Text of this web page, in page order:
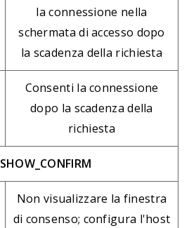
la connessione nella
schermata di accesso dopo
la scadenza della richiesta
Consenti la connessione
dopo la scadenza della
richiesta
SHOW_CONFIRM
Non visualizzare la finestra
di consenso; configura l'host